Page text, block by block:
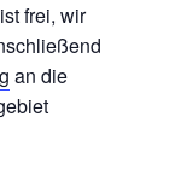
frei, wir
an die